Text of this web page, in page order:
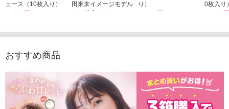
ュース（10枚入り）
1,760円
田來未イメージモデル
（10枚入り）
り）
1,760円
0枚入り
1,760
おすすめ商品